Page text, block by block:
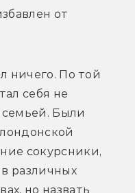
от
ничего. По той
себя не
Были
сокурсники,
различных
но назвать